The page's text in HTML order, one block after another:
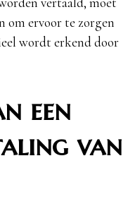
om ervoor te zorgen
wordt erkend door
een
van